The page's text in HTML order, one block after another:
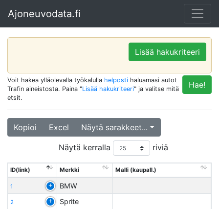
Ajoneuvodata.fi
Lisää hakukriteeri
Hae!
Voit hakea ylläolevalla työkalulla helposti haluamasi autot
Trafin aineistosta. Paina "Lisää hakukriteeri" ja valitse mitä
etsit.
Kopioi Excel Näytä sarakkeet...
Näytä kerralla riviä
ID(link) Merkki Malli (kaupall.)
1 BMW
2 Sprite